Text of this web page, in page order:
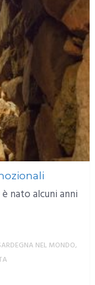
nato alcuni anni
NEL MONDO,